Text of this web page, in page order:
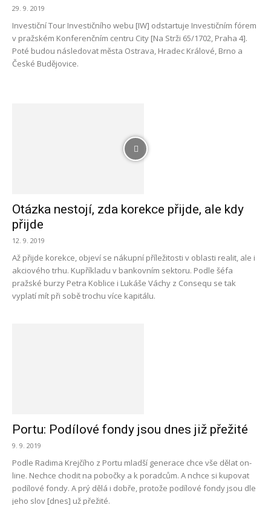
29. 9. 2019
Investiční Tour Investičního webu [IW] odstartuje Investičním fórem
v pražském Konferenčním centru City [Na Strži 65/1702, Praha 4].
Poté budou následovat města Ostrava, Hradec Králové, Brno a
České Budějovice.
Otázka nestojí, zda korekce přijde, ale kdy
přijde
12. 9. 2019
Až přijde korekce, objeví se nákupní příležitosti v oblasti realit, ale i
akciového trhu. Kupříkladu v bankovním sektoru. Podle šéfa
pražské burzy Petra Koblice i Lukáše Váchy z Consequ se tak
vyplatí mít při sobě trochu více kapitálu.
Portu: Podílové fondy jsou dnes již přežité
9. 9. 2019
Podle Radima Krejčího z Portu mladší generace chce vše dělat on-
line. Nechce chodit na pobočky a k poradcům. A nchce si kupovat
podílové fondy. A prý dělá i dobře, protože podílové fondy jsou dle
jeho slov [dnes] už přežité.